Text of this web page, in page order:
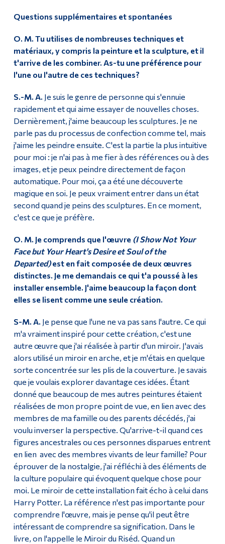
Questions supplémentaires et spontanées
O. M. Tu utilises de nombreuses techniques et
matériaux, y compris la peinture et la sculpture, et il
t'arrive de les combiner. As-tu une préférence pour
l'une ou l'autre de ces techniques?
S.-M. A. Je suis le genre de personne qui s'ennuie
rapidement et qui aime essayer de nouvelles choses.
Dernièrement, j'aime beaucoup les sculptures. Je ne
parle pas du processus de confection comme tel, mais
j'aime les peindre ensuite. C'est la partie la plus intuitive
pour moi : je n'ai pas à me fier à des références ou à des
images, et je peux peindre directement de façon
automatique. Pour moi, ça a été une découverte
magique en soi. Je peux vraiment entrer dans un état
second quand je peins des sculptures. En ce moment,
c'est ce que je préfère.
O. M. Je comprends que l'œuvre (I Show Not Your
Face but Your Heart's Desire et Soul of the
Departed)est en fait composée de deux œuvres
distinctes. Je me demandais ce qui t'a poussé à les
installer ensemble. J'aime beaucoup la façon dont
elles se lisent comme une seule création.
S-M. A. Je pense que l'une ne va pas sans l'autre. Ce qui
m'a vraiment inspiré pour cette création, c'est une
autre œuvre que j'ai réalisée à partir d'un miroir. J'avais
alors utilisé un miroir en arche, et je m'étais en quelque
sorte concentrée sur les plis de la couverture. Je savais
que je voulais explorer davantage ces idées. Étant
donné que beaucoup de mes autres peintures étaient
réalisées de mon propre point de vue, en lien avec des
membres de ma famille ou des parents décédés, j'ai
voulu inverser la perspective. Qu'arrive-t-il quand ces
figures ancestrales ou ces personnes disparues entrent
en lien avec des membres vivants de leur famille? Pour
éprouver de la nostalgie, j'ai réfléchi à des éléments de
la culture populaire qui évoquent quelque chose pour
moi. Le miroir de cette installation fait écho à celui dans
Harry Potter. La référence n'est pas importante pour
comprendre l'œuvre, mais je pense qu'il peut être
intéressant de comprendre sa signification. Dans le
livre, on l'appelle le Miroir du Riséd. Quand un